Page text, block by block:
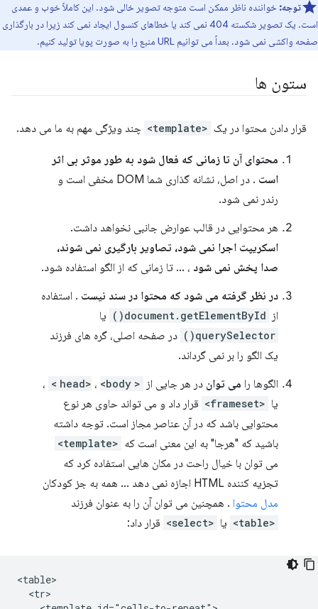
توجه: خواننده ناظر ممکن است متوجه تصویر خالی شود. این کاملاً خوب و عمدی
است. یک تصویر شکسته 404 نمی کند یا خطاهای کنسول ایجاد نمی کند زیرا در بارگذاری
صفحه واکشی نمی شود. بعداً می توانیم URL منبع را به صورت پویا تولید کنیم.
ستون ها
قرار دادن محتوا در یک <template> چند ویژگی مهم به ما می دهد.
محتوای آن تا زمانی که فعال شود به طور موثر بی اثر
است
. در اصل، نشانه گذاری شما DOM مخفی است و
رندر نمی شود.
هر محتوایی در قالب عوارض جانبی نخواهد داشت.
اسکریپت اجرا نمی شود، تصاویر بارگیری نمی شوند،
صدا پخش نمی شود ، ... تا زمانی که از الگو استفاده شود.
در نظر گرفته می شود که محتوا در سند نیست . استفاده
از document.getElementById() یا
querySelector()
در صفحه اصلی، گره های فرزند
یک الگو را بر نمی گرداند.
الگوها را می توان در هر جایی از <head> ، <body>
،
یا <frameset>
قرار داد و می تواند حاوی هر نوع
محتوایی باشد که در آن عناصر مجاز است. توجه داشته
باشید که "هرجا" به این معنی است که <template>
می توان با خیال راحت در مکان هایی استفاده کرد که
تجزیه کننده HTML اجازه نمی دهد ... همه به جز کودکان
مدل محتوا . همچنین می توان آن را به عنوان فرزند
<table> یا <select> قرار داد:
<table>
  <tr>